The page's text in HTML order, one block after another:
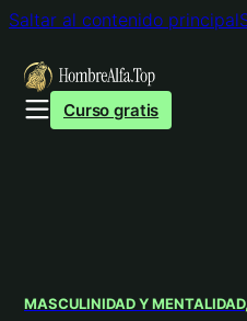
Saltar al contenido principal
Curso gratis
MASCULINIDAD Y MENTALIDAD